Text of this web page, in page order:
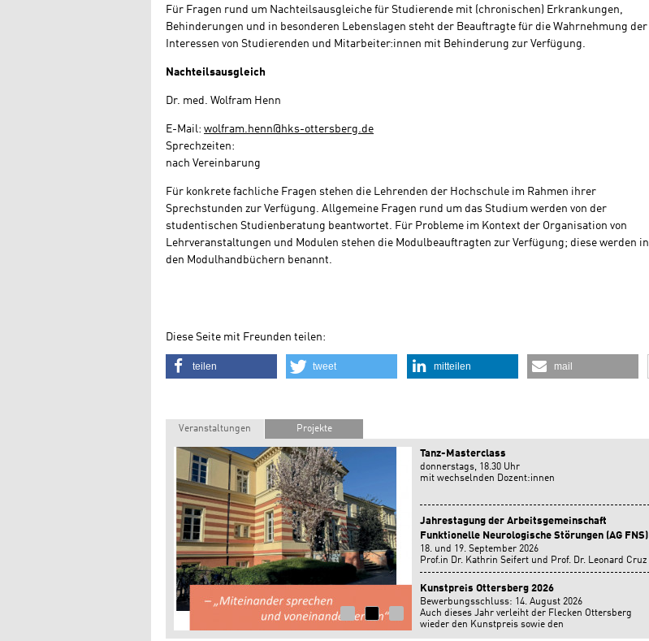
Für Fragen rund um Nachteilsausgleiche für Studierende mit (chronischen) Erkrankungen,
Behinderungen und in besonderen Lebenslagen steht der Beauftragte für die Wahrnehmung der
Interessen von Studierenden und Mitarbeiter:innen mit Behinderung zur Verfügung.
Nachteilsausgleich
Dr. med. Wolfram Henn
E-Mail: wolfram.henn@hks-ottersberg.de
Sprechzeiten:
nach Vereinbarung
Für konkrete fachliche Fragen stehen die Lehrenden der Hochschule im Rahmen ihrer
Sprechstunden zur Verfügung. Allgemeine Fragen rund um das Studium werden von der
studentischen Studienberatung beantwortet. Für Probleme im Kontext der Organisation von
Lehrveranstaltungen und Modulen stehen die Modulbeauftragten zur Verfügung; diese werden in
den Modulhandbüchern benannt.
Diese Seite mit Freunden teilen:
teilen tweet mitteilen mail
Veranstaltungen Projekte
Tanz-Masterclass
donnerstags, 18.30 Uhr
mit wechselnden Dozent:innen
Jahrestagung der Arbeitsgemeinschaft
Funktionelle Neurologische Störungen (AG FNS)
18. und 19. September 2026
Prof.in Dr. Kathrin Seifert und Prof. Dr. Leonard Cruz
geben einen Workshop auf der Jahrestagung der
Arbeitsgemeinschaft Funktionelle Neurologische
Störungen in Bonn.
Kunstpreis Ottersberg 2026
Bewerbungsschluss: 14. August 2026
Auch dieses Jahr verleiht der Flecken Ottersberg
wieder den Kunstpreis sowie den